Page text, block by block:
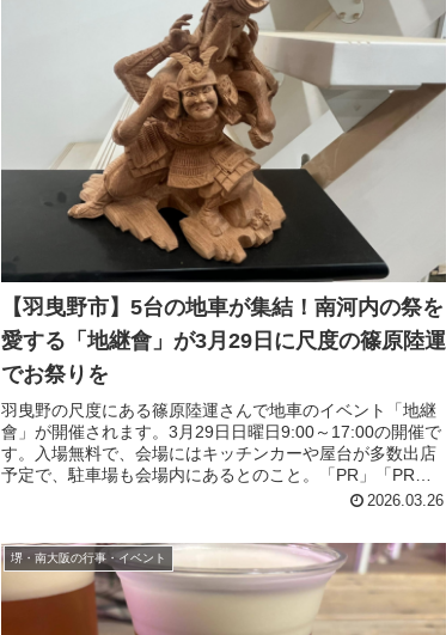
【羽曳野市】5台の地車が集結！南河内の祭を
愛する「地継會」が3月29日に尺度の篠原陸運
でお祭りを
羽曳野の尺度にある篠原陸運さんで地車のイベント「地継
會」が開催されます。3月29日日曜日9:00～17:00の開催で
す。入場無料で、会場にはキッチンカーや屋台が多数出店
予定で、駐車場も会場内にあるとのこと。「PR」「PR」3
2026.03.26
堺・南大阪の行事・イベント